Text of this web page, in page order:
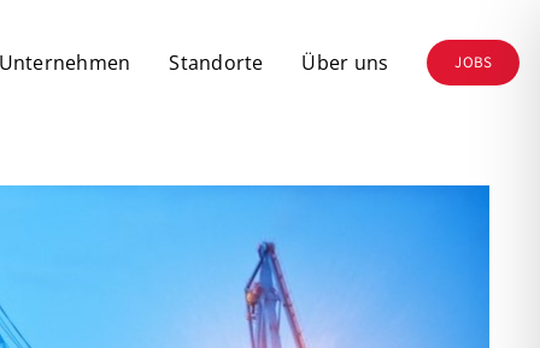
Standorte Über uns JOBS